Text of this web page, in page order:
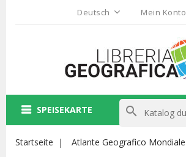
Deutsch Mein Konto
SPEISEKARTE search
Startseite Atlante Geografico Mondiale